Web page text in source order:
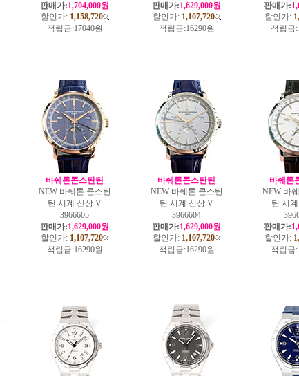
판매가:1,704,000원
할인가: 1,158,720
적립금:17040원
판매가:1,629,000원
할인가: 1,107,720
적립금:16290원
판매가:
할인가:
적립금:
바쉐론콘스탄틴
NEW 바쉐론 콘스탄
틴 시계 신상 V
3966605
판매가:1,629,000원
할인가: 1,107,720
적립금:16290원
바쉐론콘스탄틴
NEW 바쉐론 콘스탄
틴 시계 신상 V
3966604
판매가:1,629,000원
할인가: 1,107,720
적립금:16290원
바쉐론
NEW 바
틴 시
판매가:
할인가:
적립금: